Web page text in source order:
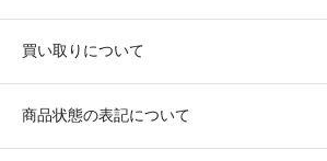
買い取りについて
商品状態の表記について